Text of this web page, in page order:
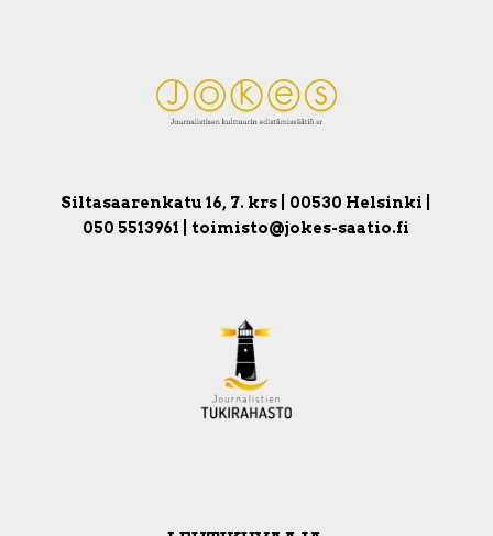
Siltasaarenkatu 16, 7. krs | 00530 Helsinki |
050 5513961 | toimisto@jokes-saatio.fi